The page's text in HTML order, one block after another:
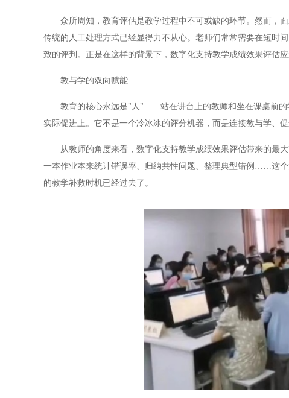
众所周知，教育评估是教学过程中不可或缺的环节。然而，面
传统的人工处理方式已经显得力不从心。老师们常常需要在短时
致的评判。正是在这样的背景下，数字化支持教学成绩效果评估
教与学的双向赋能
教育的核心永远是"人"——站在讲台上的教师和坐在课桌前的
实际促进上。它不是一个冷冰冰的评分机器，而是连接教与学、促
从教师的角度来看，数字化支持教学成绩效果评估带来的最大
一本作业本来统计错误率、归纳共性问题、整理典型错例……这
的教学补救时机已经过去了。